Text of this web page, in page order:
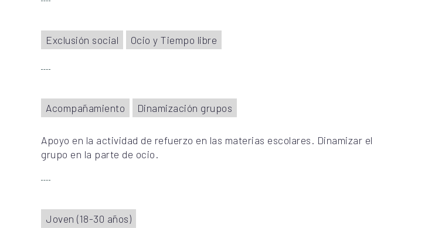
Exclusión social Ocio y Tiempo libre
Acompañamiento Dinamización grupos
Apoyo en la actividad de refuerzo en las materias escolares. Dinamizar el
grupo en la parte de ocio.
Joven (18-30 años)